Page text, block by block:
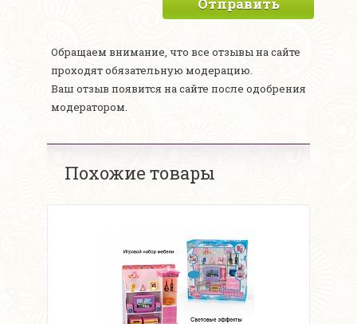
Отправить
Обращаем внимание, что все отзывы на сайте
проходят обязательную модерацию.
Ваш отзыв появится на сайте после одобрения
модератором.
Похожие товары